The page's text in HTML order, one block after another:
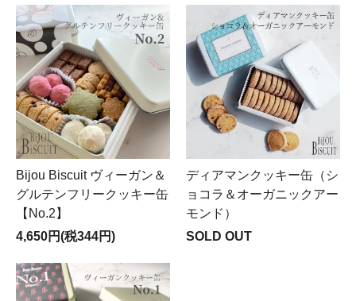
Bijou Biscuit ヴィーガン＆
グルテンフリークッキー缶
【No.2】
4,650円(税344円)
ディアマンクッキー缶（シ
ョコラ＆オーガニックアー
モンド）
SOLD OUT